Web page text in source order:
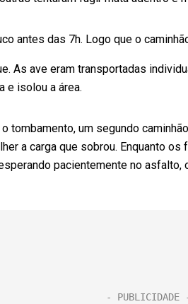
antes das 7h. Logo que o
As ave eram transportadas
e isolou a área.
tombamento, um segundo
a carga que sobrou. Enquanto
pacientemente no